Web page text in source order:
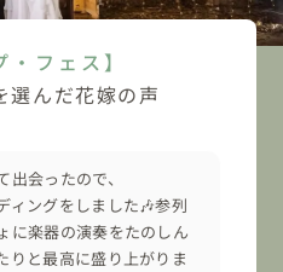
・フェス】
選んだ花嫁の声
出会ったので、
ィングをしました🎶参列
に楽器の演奏をたのしん
りと最高に盛り上がりま